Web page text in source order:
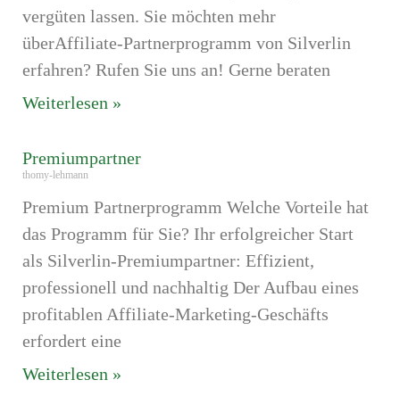
vergüten lassen. Sie möchten mehr
überAffiliate-Partnerprogramm von Silverlin
erfahren? Rufen Sie uns an! Gerne beraten
Weiterlesen »
Premiumpartner
thomy-lehmann
Premium Partnerprogramm Welche Vorteile hat
das Programm für Sie? Ihr erfolgreicher Start
als Silverlin-Premiumpartner: Effizient,
professionell und nachhaltig Der Aufbau eines
profitablen Affiliate-Marketing-Geschäfts
erfordert eine
Weiterlesen »